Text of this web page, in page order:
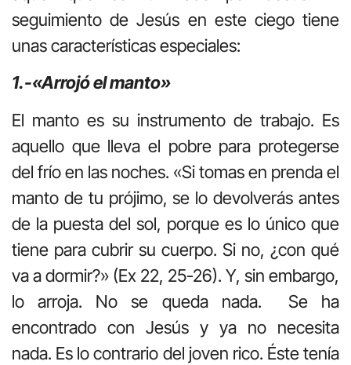
seguimiento de Jesús en este ciego tiene
unas características especiales:
1.-«Arrojó el manto»
El manto es su instrumento de trabajo. Es
aquello que lleva el pobre para protegerse
del frío en las noches. «Si tomas en prenda el
manto de tu prójimo, se lo devolverás antes
de la puesta del sol, porque es lo único que
tiene para cubrir su cuerpo. Si no, ¿con qué
va a dormir?» (Ex 22, 25-26). Y, sin embargo,
lo arroja. No se queda nada. Se ha
encontrado con Jesús y ya no necesita
nada. Es lo contrario del joven rico. Éste tenía